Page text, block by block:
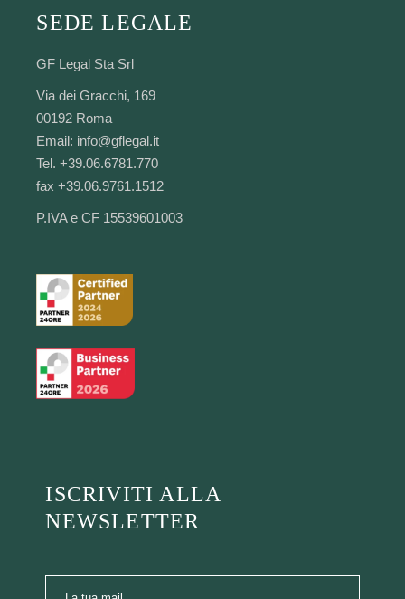
SEDE LEGALE
GF Legal Sta Srl
Via dei Gracchi, 169
00192 Roma
Email: info@gflegal.it
Tel. +39.06.6781.770
fax +39.06.9761.1512
P.IVA e CF 15539601003
ISCRIVITI ALLA
NEWSLETTER